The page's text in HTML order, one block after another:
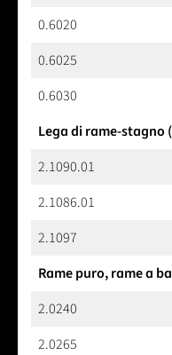
0.6020
0.6025
0.6030
Lega di rame-stagno
2.1090.01
2.1086.01
2.1097
Rame puro, rame a
2.0240
2.0265